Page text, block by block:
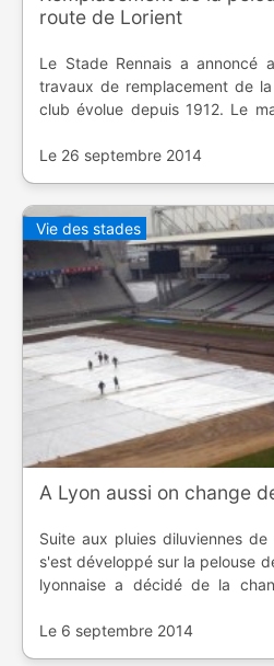
route de Lorient
Le Stade Rennais a annoncé
travaux de remplacement de
club évolue depuis 1912. Le
était temps d'agir.
Le 26 septembre 2014
Vie des stades
A Lyon aussi on change
Suite aux pluies diluviennes
s'est développé sur la pelouse
lyonnaise a décidé de la
Le 6 septembre 2014